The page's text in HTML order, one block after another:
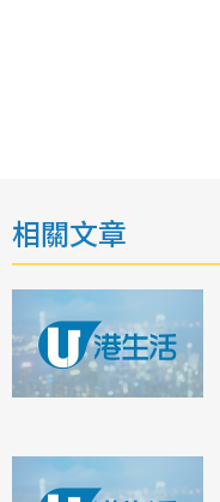
相關文章